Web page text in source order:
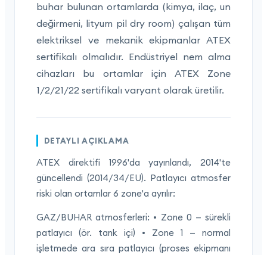
buhar bulunan ortamlarda (kimya, ilaç, un
değirmeni, lityum pil dry room) çalışan tüm
elektriksel ve mekanik ekipmanlar ATEX
sertifikalı olmalıdır. Endüstriyel nem alma
cihazları bu ortamlar için ATEX Zone
1/2/21/22 sertifikalı varyant olarak üretilir.
DETAYLI AÇIKLAMA
ATEX direktifi 1996'da yayınlandı, 2014'te
güncellendi (2014/34/EU). Patlayıcı atmosfer
riski olan ortamlar 6 zone'a ayrılır:
GAZ/BUHAR atmosferleri: • Zone 0 — sürekli
patlayıcı (ör. tank içi) • Zone 1 — normal
işletmede ara sıra patlayıcı (proses ekipmanı